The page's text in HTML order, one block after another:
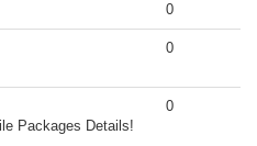
0
0
Packages Details!
0